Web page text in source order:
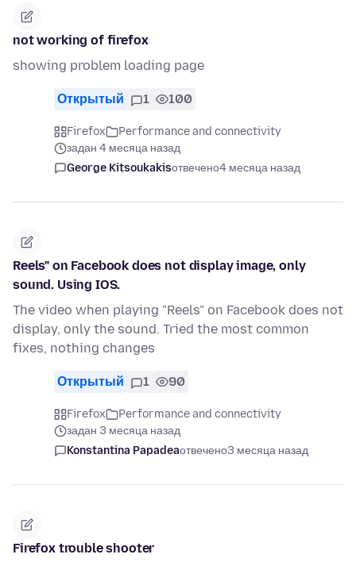
not working of firefox
showing problem loading page
Открытый 1 100
Firefox
Performance and connectivity
задан 4 месяца назад
George Kitsoukakisотвечено4 месяца назад
Reels" on Facebook does not display image, only
sound. Using IOS.
The video when playing "Reels" on Facebook does not
display, only the sound. Tried the most common
fixes, nothing changes
Открытый 1 90
Firefox
Performance and connectivity
задан 3 месяца назад
Konstantina Papadeaотвечено3 месяца назад
Firefox trouble shooter